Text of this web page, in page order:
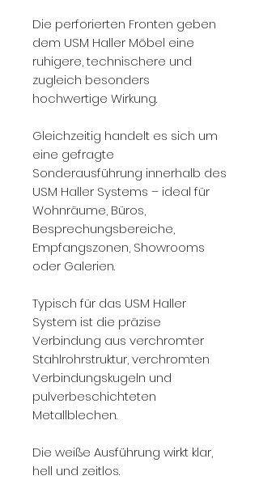
Die perforierten Fronten geben
dem USM Haller Möbel eine
ruhigere, technischere und
zugleich besonders
hochwertige Wirkung.
Gleichzeitig handelt es sich um
eine gefragte
Sonderausführung innerhalb des
USM Haller Systems – ideal für
Wohnräume, Büros,
Besprechungsbereiche,
Empfangszonen, Showrooms
oder Galerien.
Typisch für das USM Haller
System ist die präzise
Verbindung aus verchromter
Stahlrohrstruktur, verchromten
Verbindungskugeln und
pulverbeschichteten
Metallblechen.
Die weiße Ausführung wirkt klar,
hell und zeitlos.